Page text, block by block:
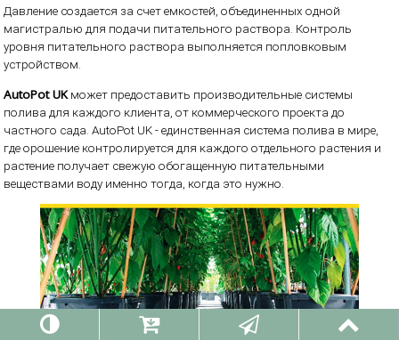
Давление создается за счет емкостей, объединенных одной
магистралью для подачи питательного раствора. Контроль
уровня питательного раствора выполняется попловковым
устройством.
AutoPot UKможет предоставить производительные системы
полива для каждого клиента, от коммерческого проекта до
частного сада. AutoPot UK - единственная система полива в мире,
где орошение контролируется для каждого отдельного растения и
растение получает свежую обогащенную питательными
веществами воду именно тогда, когда это нужно.